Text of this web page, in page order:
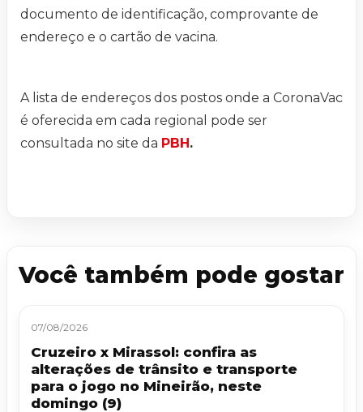
documento de identificação, comprovante de
endereço e o cartão de vacina.
A lista de endereços dos postos onde a CoronaVac
é oferecida em cada regional pode ser
consultada no site da PBH.
Você também pode gostar
07/08/2026
Cruzeiro x Mirassol: confira as
alterações de trânsito e transporte
para o jogo no Mineirão, neste
domingo (9)